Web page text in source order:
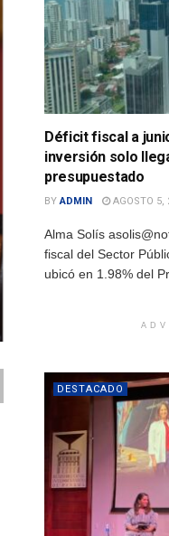
Déficit fiscal a
inversión solo
presupuestado
BY ADMIN AGOSTO 5,
Alma Solís
fiscal del Sector
ubicó en 1.98% del
DESTACADO